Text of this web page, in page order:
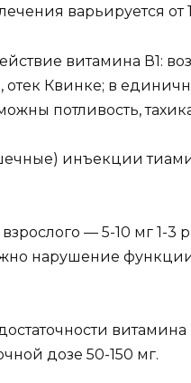
варьируется
витамина В1:
Квинке; в
потливость,
инъекции
— 5-10 мг 1-3
нарушение
витамина
дозе 50-150 мг.